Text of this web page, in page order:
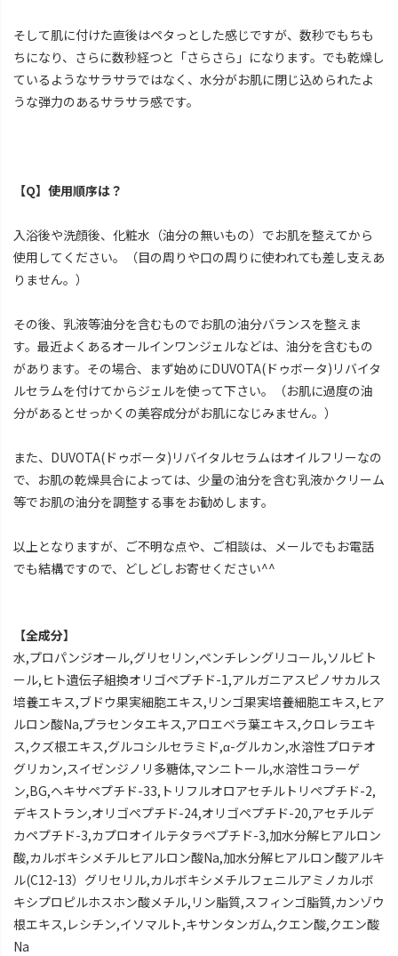
そして肌に付けた直後はペタっとした感じですが、数秒でもちも
ちになり、さらに数秒経つと「さらさら」になります。でも乾燥し
ているようなサラサラではなく、水分がお肌に閉じ込められたよ
うな弾力のあるサラサラ感です。
【Q】使用順序は？
入浴後や洗顔後、化粧水（油分の無いもの）でお肌を整えてから
使用してください。（目の周りや口の周りに使われても差し支えあ
りません。）
その後、乳液等油分を含むものでお肌の油分バランスを整えま
す。最近よくあるオールインワンジェルなどは、油分を含むもの
があります。その場合、まず始めにDUVOTA(ドゥボータ)リバイタ
ルセラムを付けてからジェルを使って下さい。（お肌に過度の油
分があるとせっかくの美容成分がお肌になじみません。）
また、DUVOTA(ドゥボータ)リバイタルセラムはオイルフリーなの
で、お肌の乾燥具合によっては、少量の油分を含む乳液かクリーム
等でお肌の油分を調整する事をお勧めします。
以上となりますが、ご不明な点や、ご相談は、メールでもお電話
でも結構ですので、どしどしお寄せください^^
【全成分】
水,プロパンジオール,グリセリン,ペンチレングリコール,ソルビト
ール,ヒト遺伝子組換オリゴペプチド-1,アルガニアスピノサカルス
培養エキス,ブドウ果実細胞エキス,リンゴ果実培養細胞エキス,ヒア
ルロン酸Na,プラセンタエキス,アロエベラ葉エキス,クロレラエキ
ス,クズ根エキス,グルコシルセラミド,α-グルカン,水溶性プロテオ
グリカン,スイゼンジノリ多糖体,マンニトール,水溶性コラーゲ
ン,BG,ヘキサペプチド-33,トリフルオロアセチルトリペプチド-2,
デキストラン,オリゴペプチド-24,オリゴペプチド-20,アセチルデ
カペプチド-3,カプロオイルテタラペプチド-3,加水分解ヒアルロン
酸,カルボキシメチルヒアルロン酸Na,加水分解ヒアルロン酸アルキ
ル(C12-13）グリセリル,カルボキシメチルフェニルアミノカルボ
キシプロピルホスホン酸メチル,リン脂質,スフィンゴ脂質,カンゾウ
根エキス,レシチン,イソマルト,キサンタンガム,クエン酸,クエン酸
Na